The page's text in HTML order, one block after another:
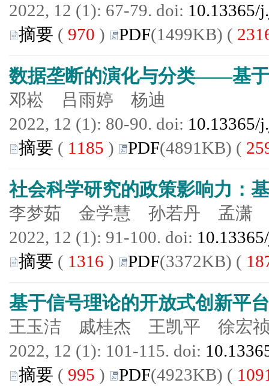
2022, 12 (1): 67-79. doi: 10.13365/
摘要 ( 970 ) PDF(1499KB) (
数据垄断的演化与分类——基
邓崧 吕雨婷 杨迪
2022, 12 (1): 80-90. doi: 10.13365/
摘要 ( 1185 ) PDF(4891KB) (
社会科学研究的政策影响力：
李梦茹 金学慧 孙若丹 孟潇
2022, 12 (1): 91-100. doi:
摘要 ( 1316 ) PDF(3372KB) (
基于信号理论的开放式创新平
王玉洁 戚桂杰 王凯平 徐宏
2022, 12 (1): 101-115. doi:
摘要 ( 995 ) PDF(4923KB) (